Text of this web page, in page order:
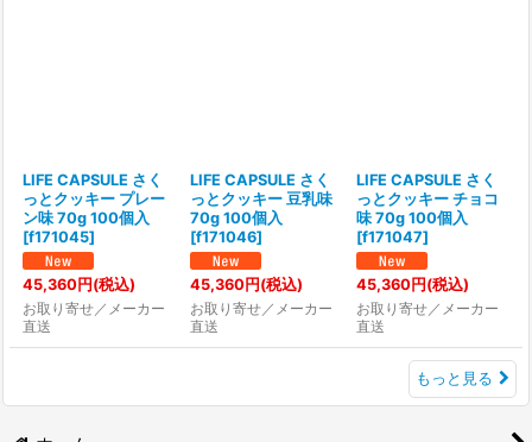
LIFE CAPSULE さく
っとクッキー プレー
ン味 70g 100個入
[f171045]
45,360円 (税込)
お取り寄せ／メーカー
直送
LIFE CAPSULE さく
っとクッキー 豆乳味
70g 100個入
[f171046]
45,360円 (税込)
お取り寄せ／メーカー
直送
LIFE CAPSULE さく
っとクッキー チョコ
味 70g 100個入
[f171047]
45,360円 (税込)
お取り寄せ／メーカー
直送
もっと見る